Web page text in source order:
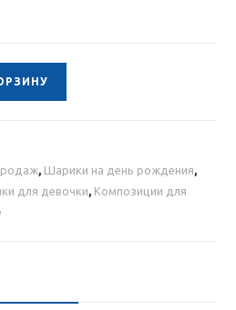
, Шарики на день рождения
для девочки Композиции для